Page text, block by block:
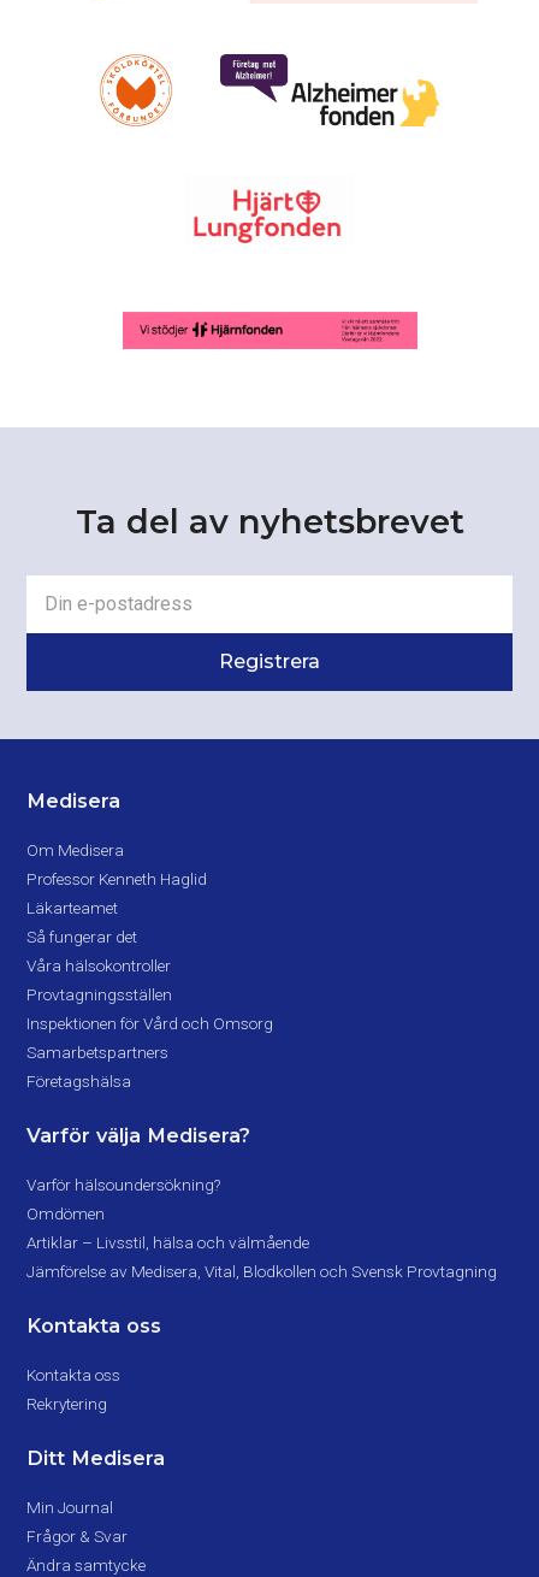
Ta del av nyhetsbrevet
Medisera
Om Medisera
Professor Kenneth Haglid
Läkarteamet
Så fungerar det
Våra hälsokontroller
Provtagningsställen
Inspektionen för Vård och Omsorg
Samarbetspartners
Företagshälsa
Varför välja Medisera?
Varför hälsoundersökning?
Omdömen
Artiklar – Livsstil, hälsa och välmående
Jämförelse av Medisera, Vital, Blodkollen och Svensk Provtagning
Kontakta oss
Kontakta oss
Rekrytering
Ditt Medisera
Min Journal
Frågor & Svar
Ändra samtycke